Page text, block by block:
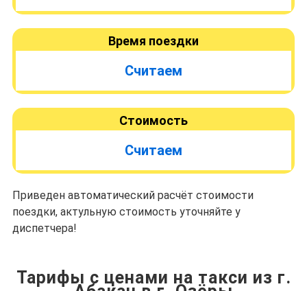
Время поездки
Считаем
Стоимость
Считаем
Приведен автоматический расчёт стоимости
поездки, актульную стоимость уточняйте у
диспетчера!
Тарифы с ценами на такси из г.